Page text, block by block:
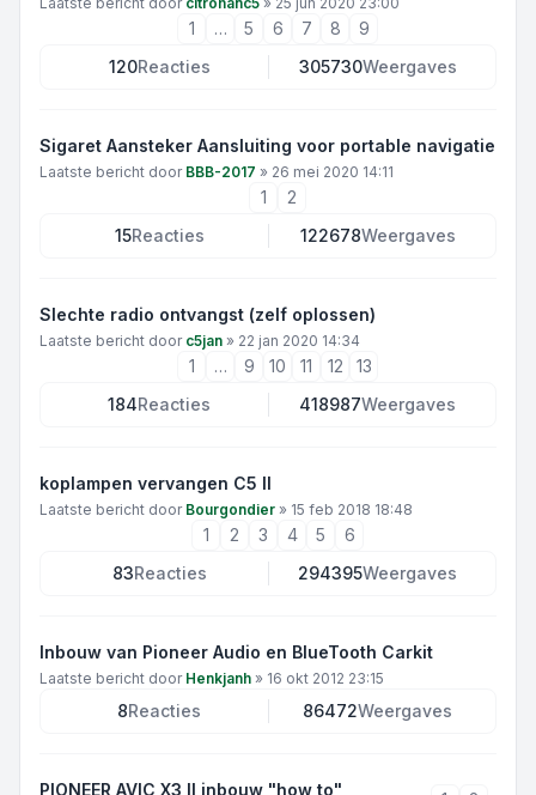
1 … 5 6 7 8
9
120Reacties 305730Weergaves
Sigaret Aansteker Aansluiting voor portable navigatie
Laatste bericht door BBB-2017 » 26 mei 2020 14:11
1
2
15Reacties 122678Weergaves
Slechte radio ontvangst (zelf oplossen)
Laatste bericht door c5jan » 22 jan 2020 14:34
1 … 9 10 11 12
13
184Reacties 418987Weergaves
koplampen vervangen C5 II
Laatste bericht door Bourgondier » 15 feb 2018 18:48
1 2 3 4 5
6
83Reacties 294395Weergaves
Inbouw van Pioneer Audio en BlueTooth Carkit
Laatste bericht door Henkjanh » 16 okt 2012 23:15
8Reacties 86472Weergaves
PIONEER AVIC X3 II inbouw "how to"